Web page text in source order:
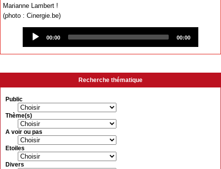
Marianne Lambert !
(photo : Cinergie.be)
Player
00:00 00:00
Recherche thématique
Public
Thème(s)
A voir ou pas
Etoiles
Divers